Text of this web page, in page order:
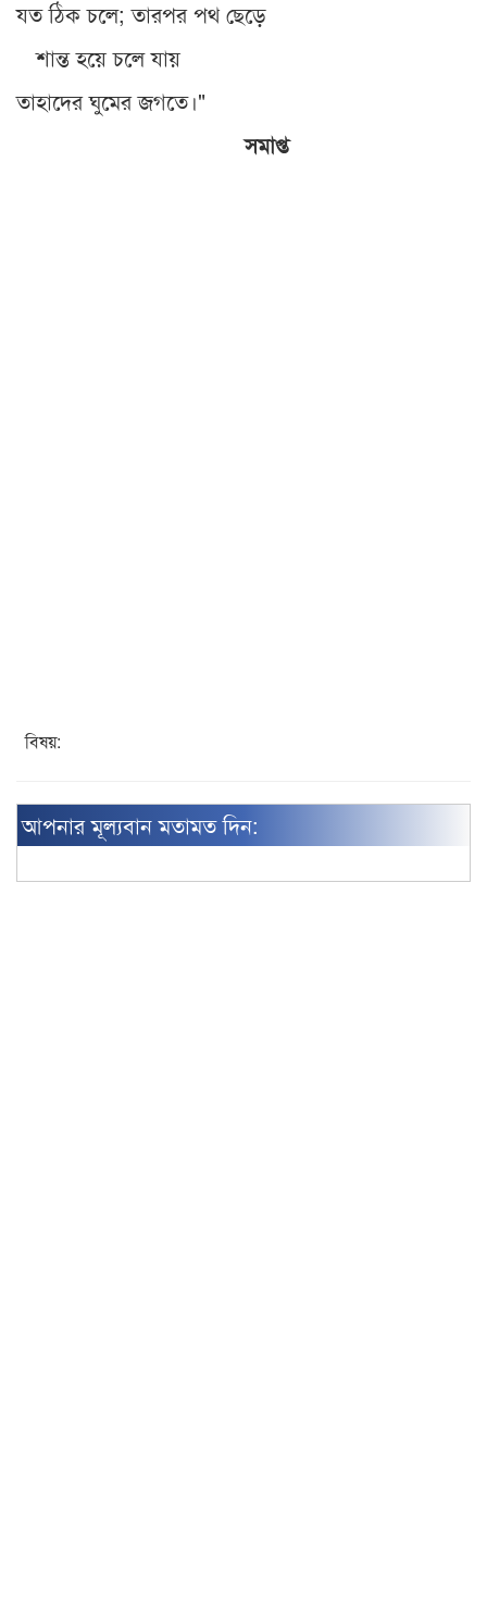
যত ঠিক চলে; তারপর পথ ছেড়ে
শান্ত হয়ে চলে যায়
তাহাদের ঘুমের জগতে।"
সমাপ্ত
বিষয়:
আপনার মূল্যবান মতামত দিন: